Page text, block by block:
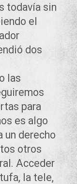
todavía sin
el
dos
las
para
es algo
un derecho
otros
Acceder
la tele,